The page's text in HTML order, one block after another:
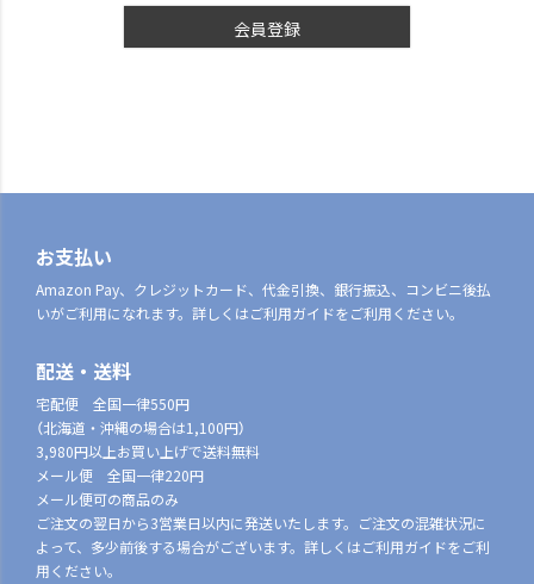
会員登録
お支払い
Amazon Pay、クレジットカード、代金引換、銀行振込、コンビニ後払
いがご利用になれます。詳しくはご利用ガイドをご利用ください。
配送・送料
宅配便 全国一律550円
（北海道・沖縄の場合は1,100円）
3,980円以上お買い上げで送料無料
メール便 全国一律220円
メール便可の商品のみ
ご注文の翌日から3営業日以内に発送いたします。ご注文の混雑状況に
よって、多少前後する場合がございます。詳しくはご利用ガイドをご利
用ください。